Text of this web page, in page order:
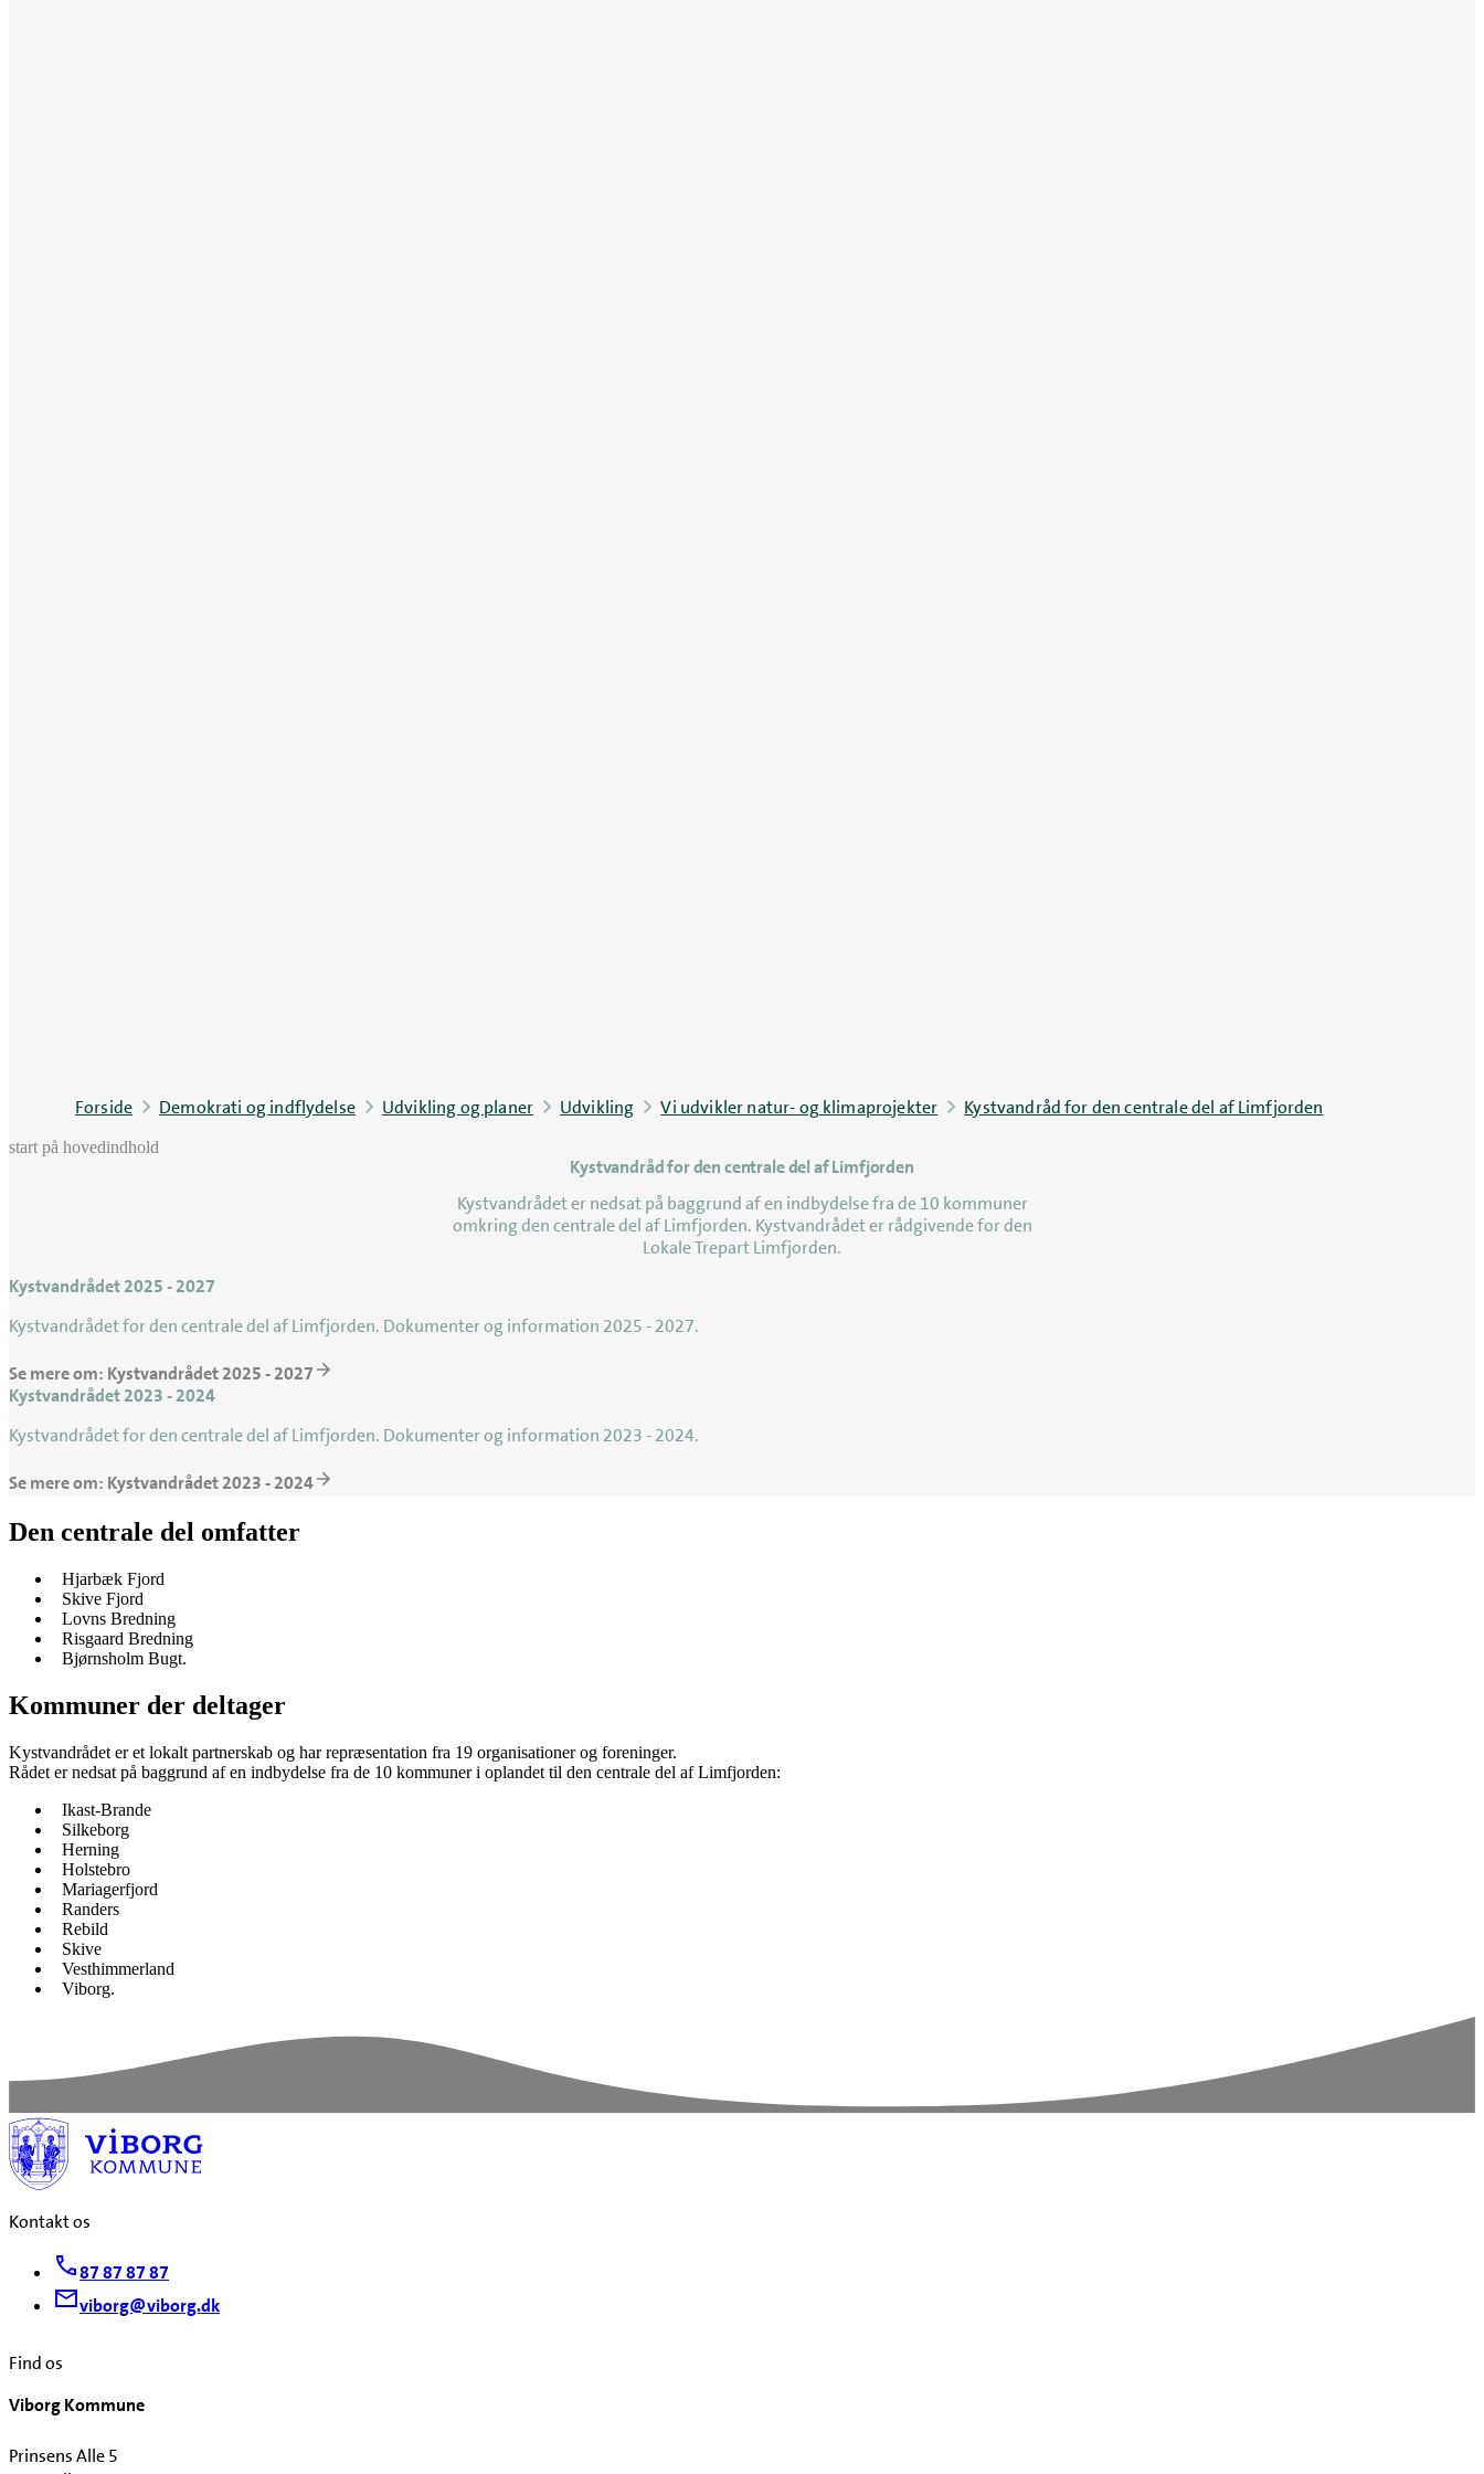
Forside Demokrati og indflydelse Udvikling og planer Udvikling Vi udvikler natur- og klimaprojekter Kystvandråd for den centrale del af Limfjorden
start på hovedindhold
Kystvandråd for den centrale del af Limfjorden
Kystvandrådet er nedsat på baggrund af en indbydelse fra de 10 kommuner
omkring den centrale del af Limfjorden. Kystvandrådet er rådgivende for den
Lokale Trepart Limfjorden.
senest opdateret 5. maj 2026
Kystvandrådet 2025 - 2027
Kystvandrådet for den centrale del af Limfjorden. Dokumenter og information 2025 - 2027.
Se mere om: Kystvandrådet 2025 - 2027
Kystvandrådet 2023 - 2024
Kystvandrådet for den centrale del af Limfjorden. Dokumenter og information 2023 - 2024.
Se mere om: Kystvandrådet 2023 - 2024
Den centrale del omfatter
Hjarbæk Fjord
Skive Fjord
Lovns Bredning
Risgaard Bredning
Bjørnsholm Bugt.
Kommuner der deltager
Kystvandrådet er et lokalt partnerskab og har repræsentation fra 19 organisationer og foreninger.
Rådet er nedsat på baggrund af en indbydelse fra de 10 kommuner i oplandet til den centrale del af Limfjorden:
Ikast-Brande
Silkeborg
Herning
Holstebro
Mariagerfjord
Randers
Rebild
Skive
Vesthimmerland
Viborg.
Kontakt os
87 87 87 87
viborg@viborg.dk
Find os
Viborg Kommune
Prinsens Alle 5